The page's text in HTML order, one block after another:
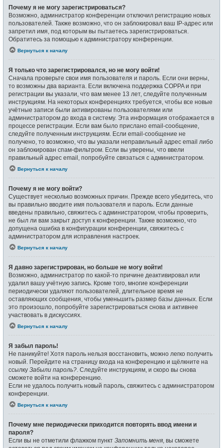
Почему я не могу зарегистрироваться?
Возможно, администратор конференции отключил регистрацию новых
пользователей. Также возможно, что он заблокировал ваш IP-адрес или
запретил имя, под которым вы пытаетесь зарегистрироваться.
Обратитесь за помощью к администратору конференции.
Вернуться к началу
Я только что зарегистрировался, но не могу войти!
Сначала проверьте свои имя пользователя и пароль. Если они верны,
то возможны два варианта. Если включена поддержка COPPA и при
регистрации вы указали, что вам менее 13 лет, следуйте полученным
инструкциям. На некоторых конференциях требуется, чтобы все новые
учётные записи были активированы пользователями или
администратором до входа в систему. Эта информация отображается в
процессе регистрации. Если вам было прислано email-сообщение,
следуйте полученным инструкциям. Если email-сообщение не
получено, то возможно, что вы указали неправильный адрес email либо
он заблокирован спам-фильтром. Если вы уверены, что ввели
правильный адрес email, попробуйте связаться с администратором.
Вернуться к началу
Почему я не могу войти?
Существует несколько возможных причин. Прежде всего убедитесь, что
вы правильно вводите имя пользователя и пароль. Если данные
введены правильно, свяжитесь с администратором, чтобы проверить,
не был ли вам закрыт доступ к конференции. Также возможно, что
допущена ошибка в конфигурации конференции, свяжитесь с
администратором для исправления настроек.
Вернуться к началу
Я давно зарегистрирован, но больше не могу войти!
Возможно, администратор по какой-то причине деактивировал или
удалил вашу учётную запись. Кроме того, многие конференции
периодически удаляют пользователей, длительное время не
оставляющих сообщения, чтобы уменьшить размер базы данных. Если
это произошло, попробуйте зарегистрироваться снова и активнее
участвовать в дискуссиях.
Вернуться к началу
Я забыл пароль!
Не паникуйте! Хотя пароль нельзя восстановить, можно легко получить
новый. Перейдите на страницу входа на конференцию и щёлкните на
ссылку Забыли пароль? . Следуйте инструкциям, и скоро вы снова
сможете войти на конференцию.
Если не удалось получить новый пароль, свяжитесь с администратором
конференции.
Вернуться к началу
Почему мне периодически приходится повторять ввод имени и
пароля?
Если вы не отметили флажком пункт Запомнить меня , вы сможете